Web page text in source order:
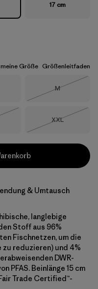
17 cm
Größe Größenleitfaden
Größe
M
Größe
XXL
& Umtausch
langlebige
Stoff aus 96%
Fischnetzen, um die
reduzieren) und 4%
DWR-
PFAS. Beinlänge 15 cm
Trade Certified™-